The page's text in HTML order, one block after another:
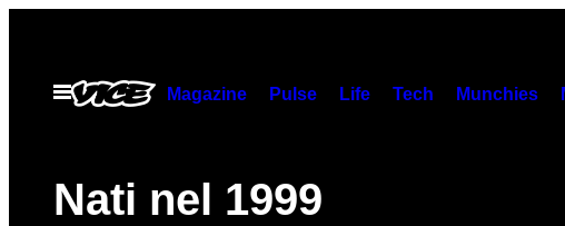
contenuto
Apri
Magazine Pulse Life Tech Munchies
Nati nel 1999